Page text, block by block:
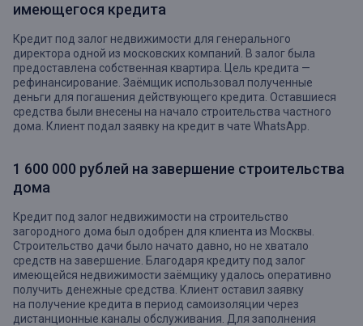
имеющегося кредита
Кредит под залог недвижимости для генерального
директора одной из московских компаний. В залог была
предоставлена собственная квартира. Цель кредита —
рефинансирование. Заёмщик использовал полученные
деньги для погашения действующего кредита. Оставшиеся
средства были внесены на начало строительства частного
дома. Клиент подал заявку на кредит в чате WhatsApp.
1 600 000 рублей на завершение строительства
дома
Кредит под залог недвижимости на строительство
загородного дома был одобрен для клиента из Москвы.
Строительство дачи было начато давно, но не хватало
средств на завершение. Благодаря кредиту под залог
имеющейся недвижимости заёмщику удалось оперативно
получить денежные средства. Клиент оставил заявку
на получение кредита в период самоизоляции через
дистанционные каналы обслуживания. Для заполнения